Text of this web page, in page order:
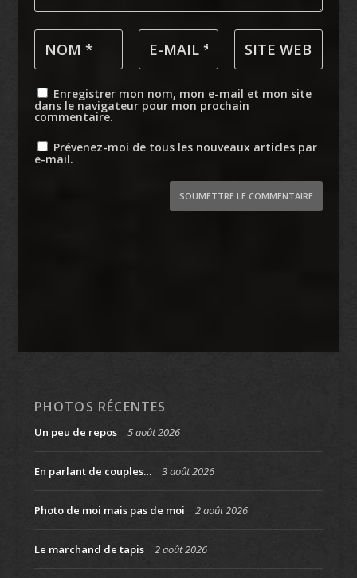
Enregistrer mon nom, mon e-mail et mon site
dans le navigateur pour mon prochain
commentaire.
Prévenez-moi de tous les nouveaux articles par
e-mail.
SOUMETTRE LE COMMENTAIRE
PHOTOS RÉCENTES
Un peu de repos 5 août 2026
En parlant de couples… 3 août 2026
Photo de moi mais pas de moi 2 août 2026
Le marchand de tapis 2 août 2026